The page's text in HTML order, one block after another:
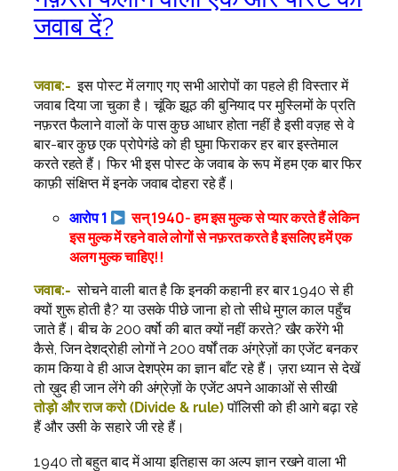
जवाब दें?
जवाब:- इस पोस्ट में लगाए गए सभी आरोपों का पहले ही विस्तार में
जवाब दिया जा चुका है। चूंकि झूठ की बुनियाद पर मुस्लिमों के प्रति
नफ़रत फैलाने वालों के पास कुछ आधार होता नहीं है इसी वज़ह से वे
बार-बार कुछ एक प्रोपेगंडे को ही घुमा फिराकर हर बार इस्तेमाल
करते रहते हैं। फिर भी इस पोस्ट के जवाब के रूप में हम एक बार फिर
काफ़ी संक्षिप्त में इनके जवाब दोहरा रहे हैं।
आरोप 1
सन् 1940- हम इस मुल्क से प्यार करते हैं लेकिन
इस मुल्क में रहने वाले लोगों से नफ़रत करते है इसलिए हमें एक
अलग मुल्क चाहिए!!
जवाब:- सोचने वाली बात है कि इनकी कहानी हर बार 1940 से ही
क्यों शुरू होती है? या उसके पीछे जाना हो तो सीधे मुगल काल पहुँच
जाते हैं। बीच के 200 वर्षो की बात क्यों नहीं करते? खैर करेंगे भी
कैसे, जिन देशद्रोही लोगों ने 200 वर्षों तक अंग्रेज़ों का एजेंट बनकर
काम किया वे ही आज देशप्रेम का ज्ञान बाँट रहे हैं। ज़रा ध्यान से देखें
तो ख़ुद ही जान लेंगे की अंग्रेज़ों के एजेंट अपने आकाओं से सीखी
तोड़ो और राज करो (Divide & rule) पॉलिसी को ही आगे बढ़ा रहे
हैं और उसी के सहारे जी रहे हैं।
1940 तो बहुत बाद में आया इतिहास का अल्प ज्ञान रखने वाला भी